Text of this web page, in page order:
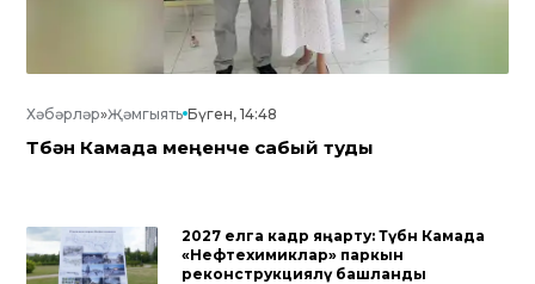
Хәбәрләр»Җәмгыять Бүген, 14:48
Түбән Камада меңенче сабый туды
2027 елга кадәр яңарту: Түбән Камада
«Нефтехимиклар» паркын
реконструкцияләү башланды